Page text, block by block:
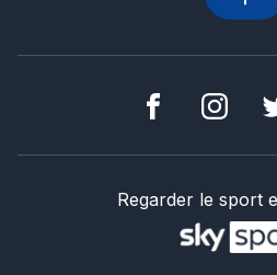
Regarder le sport